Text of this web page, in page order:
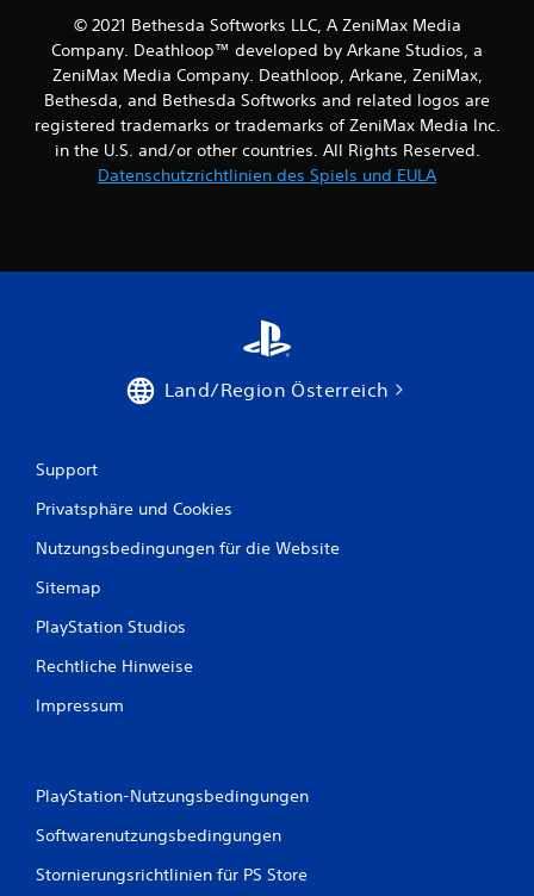
s
s
e
n
S
l
h
n
t
o
S
e
l
m
n
e
Z
u
s
e
h
e
s
n
(
e
m
f
i
i
l
n
© 2021 Bethesda Softworks LLC, A ZeniMax Media
Company. Deathloop™ developed by Arkane Studios, a
ZeniMax Media Company. Deathloop, Arkane, ZeniMax,
Bethesda, and Bethesda Softworks and related logos are
registered trademarks or trademarks of ZeniMax Media Inc.
in the U.S. and/or other countries. All Rights Reserved.
Datenschutzrichtlinien des Spiels und EULA
Land/Region Österreich
Support
Privatsphäre und Cookies
Nutzungsbedingungen für die Website
Sitemap
PlayStation Studios
Rechtliche Hinweise
Impressum
PlayStation-Nutzungsbedingungen
Softwarenutzungsbedingungen
Stornierungsrichtlinien für PS Store